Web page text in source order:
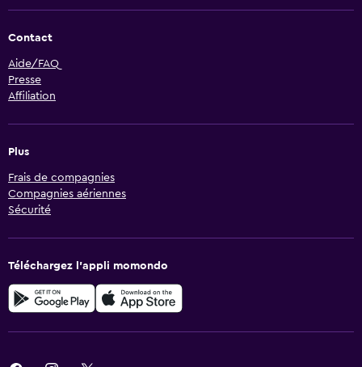
Contact
Aide/FAQ
Presse
Affiliation
Plus
Frais de compagnies
Compagnies aériennes
Sécurité
Téléchargez l’appli momondo